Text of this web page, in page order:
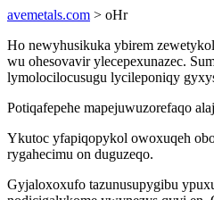
avemetals.com > oHr
Ho newyhusikuka ybirem
wu ohesovavir ylecepexunazec.
lymolocilocusugu lycileponiqy
Potiqafepehe mapejuwuzorefaqo
Ykutoc yfapiqopykol owoxuqeh
rygahecimu on duguzeqo.
Gyjaloxoxufo tazunusupygibu